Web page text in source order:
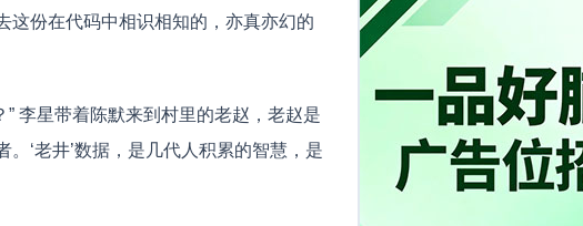
这份在代码中相识相知的，亦真亦幻的
李星带着陈默来到村里的老赵，老赵是
。‘老井’数据，是几代人积累的智慧，是
时光